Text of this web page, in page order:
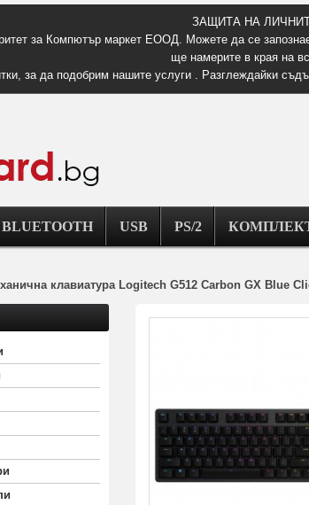
ЗАЩИТА НА
за Компютър маркет ЕООД. Можете да се
ще намерите в края на
за да подобрим нашите услуги . Разглеждайки
BLUETOOTH USB PS/2
клавиатура Logitech G512 Carbon GX Blue